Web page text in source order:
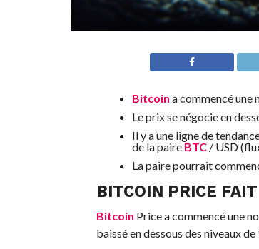
Bitcoin a commencé une
Le prix se négocie en
Il y a une ligne de
de la paireBTC/ USD
La paire pourrait
BITCOIN PRICE
Bitcoin Price a commencé une
baissé en dessous des niveaux